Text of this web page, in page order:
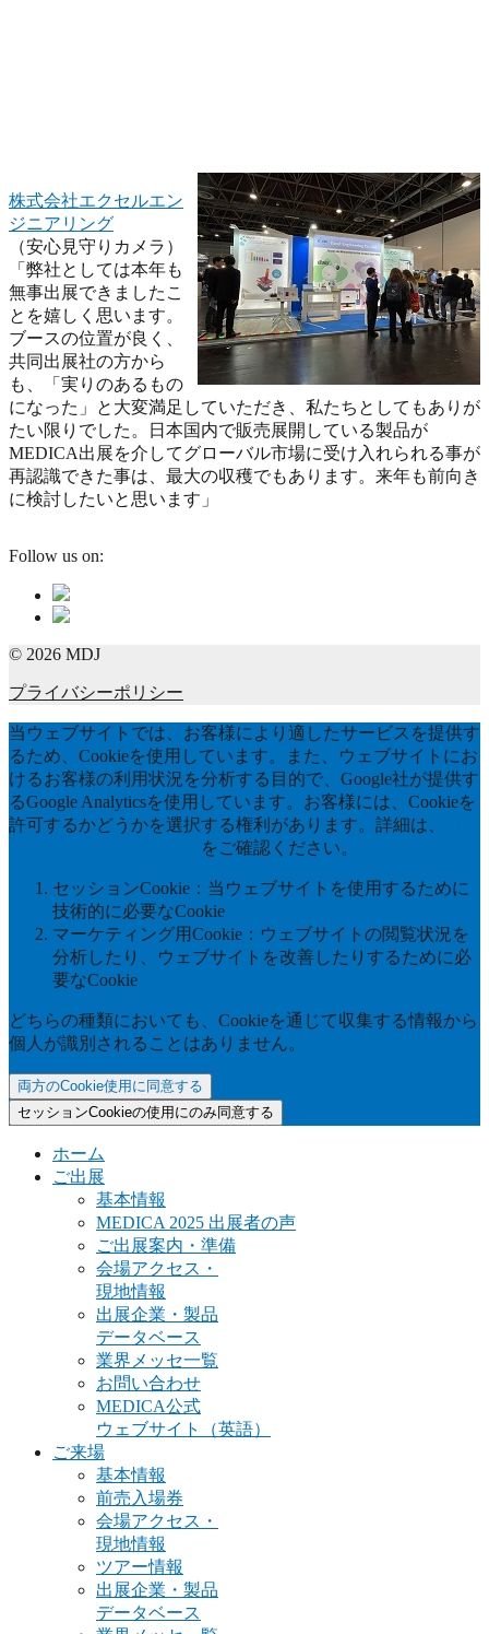
株式会社エクセルエン
ジニアリング
（安心見守りカメラ）
「弊社としては本年も
無事出展できましたこ
とを嬉しく思います。
ブースの位置が良く、
共同出展社の方から
も、「実りのあるもの
になった」と大変満足していただき、私たちとしてもありが
たい限りでした。日本国内で販売展開している製品が
MEDICA出展を介してグローバル市場に受け入れられる事が
再認識できた事は、最大の収穫でもあります。来年も前向き
に検討したいと思います」
Follow us on:
© 2026 MDJ
プライバシーポリシー
当ウェブサイトでは、お客様により適したサービスを提供す
るため、Cookieを使用しています。また、ウェブサイトにお
けるお客様の利用状況を分析する目的で、Google社が提供す
るGoogle Analyticsを使用しています。お客様には、Cookieを
許可するかどうかを選択する権利があります。詳細は、
をご確認ください。
セッションCookie：当ウェブサイトを使用するために
技術的に必要なCookie
マーケティング用Cookie：ウェブサイトの閲覧状況を
分析したり、ウェブサイトを改善したりするために必
要なCookie
どちらの種類においても、Cookieを通じて収集する情報から
個人が識別されることはありません。
両方のCookie使用に同意する
セッションCookieの使用にのみ同意する
ホーム
ご出展
基本情報
MEDICA 2025 出展者の声
ご出展案内・準備
会場アクセス・
現地情報
出展企業・製品
データベース
業界メッセ一覧
お問い合わせ
MEDICA公式
ウェブサイト（英語）
ご来場
基本情報
前売入場券
会場アクセス・
現地情報
ツアー情報
出展企業・製品
データベース